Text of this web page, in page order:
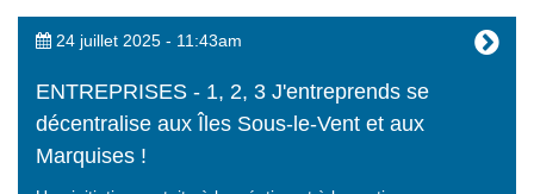
24 juillet 2025 - 11:43am
ENTREPRISES - 1, 2, 3 J'entreprends se
décentralise aux Îles Sous-le-Vent et aux
Marquises !